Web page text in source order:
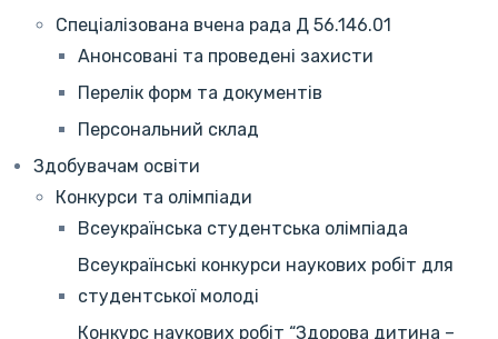
Спеціалізована вчена рада Д 56.146.01
Анонсовані та проведені захисти
Перелік форм та документів
Персональний склад
Здобувачам освіти
Конкурси та олімпіади
Всеукраїнська студентська олімпіада
Всеукраїнські конкурси наукових робіт для
студентської молоді
Конкурс наукових робіт “Здорова дитина –